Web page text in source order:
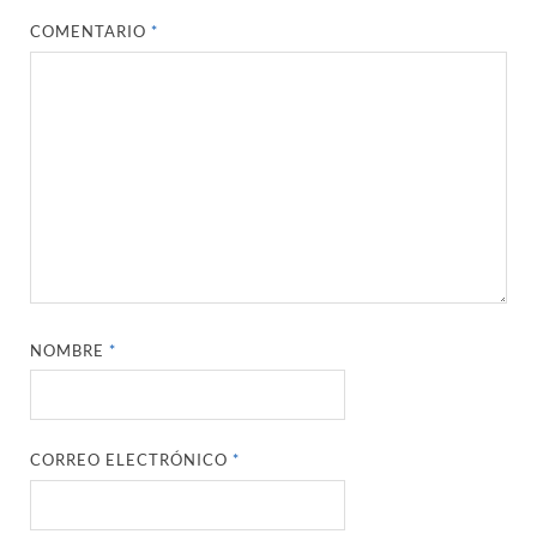
COMENTARIO*
NOMBRE*
CORREO ELECTRÓNICO*